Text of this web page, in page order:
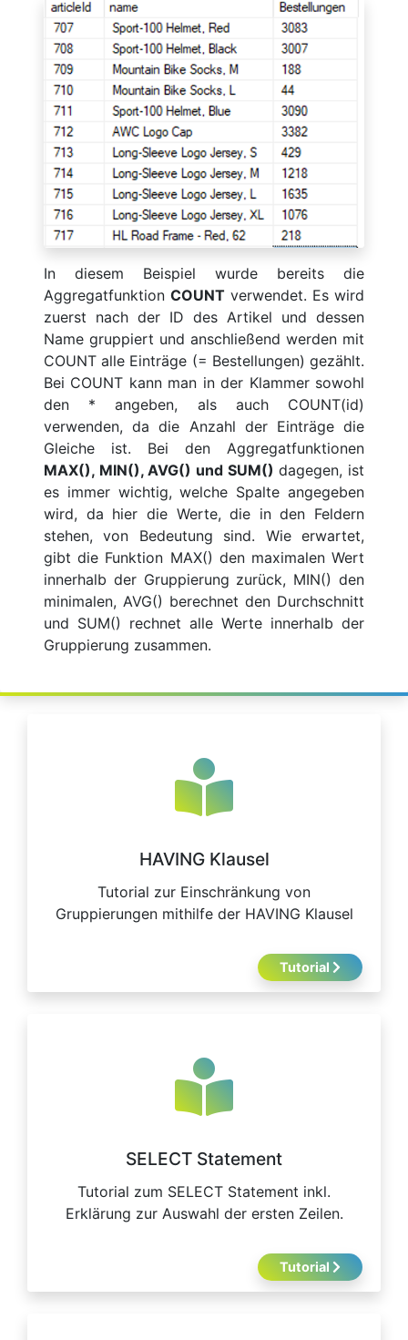
In diesem Beispiel wurde bereits die
AggregatfunktionCOUNT verwendet. Es wird
zuerst nach der ID des Artikel und dessen
Name gruppiert und anschließend werden mit
COUNT alle Einträge (= Bestellungen) gezählt.
Bei COUNT kann man in der Klammer sowohl
den * angeben, als auch COUNT(id)
verwenden, da die Anzahl der Einträge die
Gleiche ist. Bei den Aggregatfunktionen
MAX(), MIN(), AVG() und SUM() dagegen, ist
es immer wichtig, welche Spalte angegeben
wird, da hier die Werte, die in den Feldern
stehen, von Bedeutung sind. Wie erwartet,
gibt die Funktion MAX() den maximalen Wert
innerhalb der Gruppierung zurück, MIN() den
minimalen, AVG() berechnet den Durchschnitt
und SUM() rechnet alle Werte innerhalb der
Gruppierung zusammen.
HAVING Klausel
Tutorial zur Einschränkung von
Gruppierungen mithilfe der HAVING Klausel
Tutorial
SELECT Statement
Tutorial zum SELECT Statement inkl.
Erklärung zur Auswahl der ersten Zeilen.
Tutorial